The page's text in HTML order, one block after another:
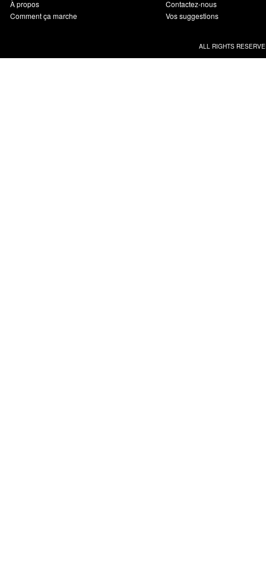
À propos
Comment ça marche
Contactez-nous
Vos suggestions
ALL RIGHTS